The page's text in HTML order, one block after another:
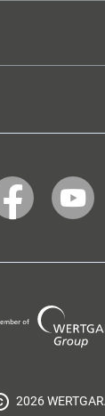
auf
auf
2026